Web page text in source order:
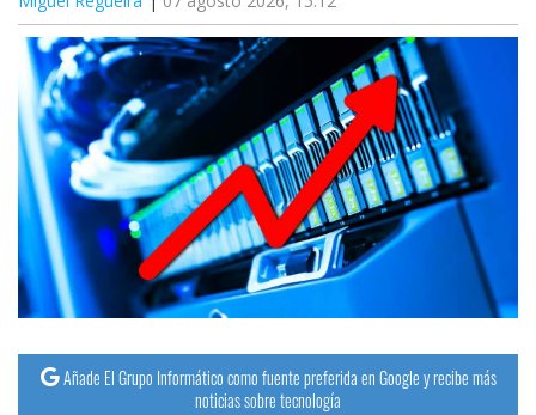
Añade El Grupo Informático como fuente preferida en Google y recibe más
noticias sobre tecnología